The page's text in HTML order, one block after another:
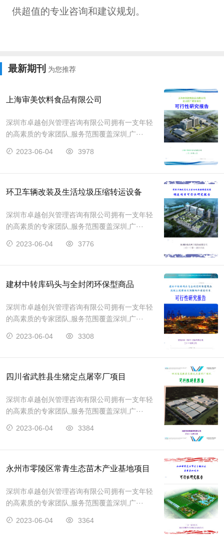
供超值的专业咨询和建议规划。
最新期刊 为您推荐
上海审美饮料食品有限公司
深圳市卓越创兴管理咨询有限公司拥有一支年轻
的高素质的专家团队,服务范围覆盖深圳,广···
2023-06-04 3978
环卫车辆改装及生活垃圾压缩转运设备
深圳市卓越创兴管理咨询有限公司拥有一支年轻
的高素质的专家团队,服务范围覆盖深圳,广···
2023-06-04 3776
建材中转库码头与全封闭环保型商品
深圳市卓越创兴管理咨询有限公司拥有一支年轻
的高素质的专家团队,服务范围覆盖深圳,广···
2023-06-04 3308
四川省武胜县生猪定点屠宰厂项目
深圳市卓越创兴管理咨询有限公司拥有一支年轻
的高素质的专家团队,服务范围覆盖深圳,广···
2023-06-04 3384
永州市零陵区常青生态苗木产业基地项目
深圳市卓越创兴管理咨询有限公司拥有一支年轻
的高素质的专家团队,服务范围覆盖深圳,广···
2023-06-04 3364